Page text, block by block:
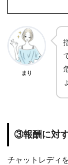
まり
③報酬に対
チャットレディ